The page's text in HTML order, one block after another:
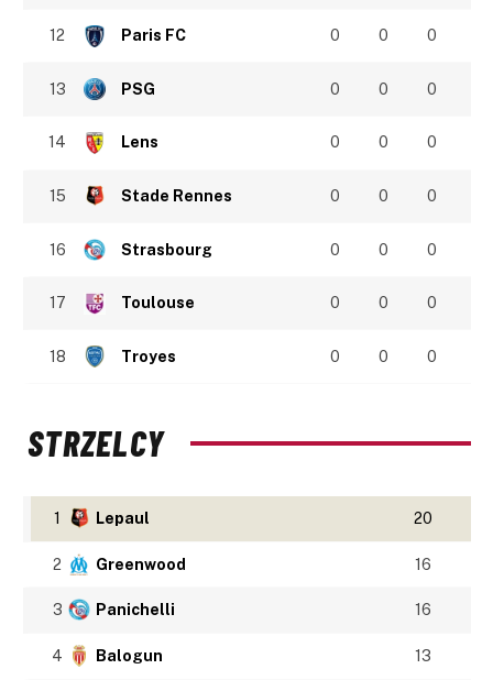
12 Paris FC 0 0 0
13 PSG 0 0 0
14 Lens 0 0 0
15 Stade Rennes 0 0 0
16 Strasbourg 0 0 0
17 Toulouse 0 0 0
18 Troyes 0 0 0
STRZELCY
1 Lepaul 20
2 Greenwood 16
3 Panichelli 16
4 Balogun 13